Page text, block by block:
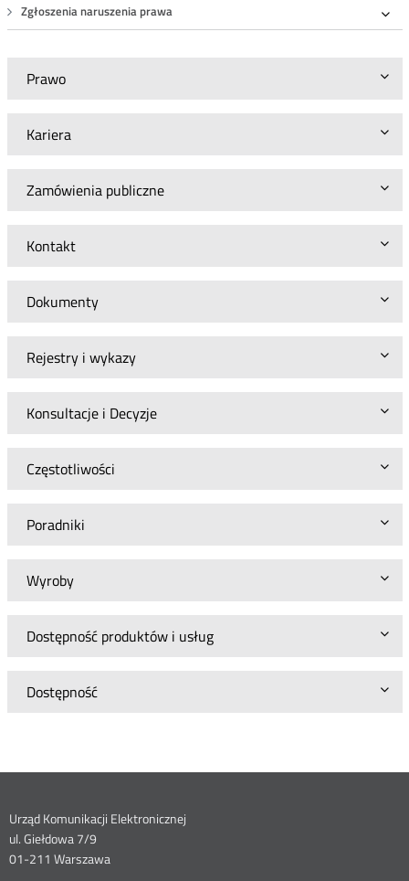
Zgłoszenia naruszenia prawa
Prawo
Kariera
Zamówienia publiczne
Kontakt
Dokumenty
Rejestry i wykazy
Konsultacje i Decyzje
Częstotliwości
Poradniki
Wyroby
Dostępność produktów i usług
Dostępność
Dane
kontaktowe
Urząd Komunikacji Elektronicznej
ul. Giełdowa 7/9
01-211 Warszawa